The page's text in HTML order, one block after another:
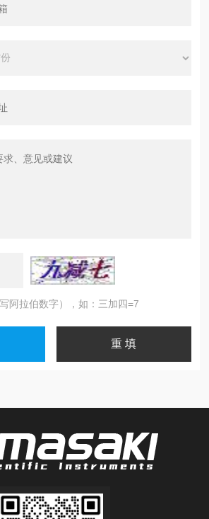
阿拉伯数字），如：三加四=7